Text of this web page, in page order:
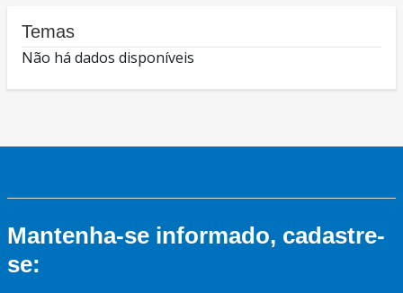
Temas
Não há dados disponíveis
Mantenha-se informado, cadastre-
se: